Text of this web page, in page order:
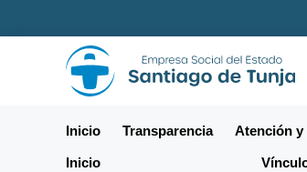
Inicio Transparencia Atención y
Inicio